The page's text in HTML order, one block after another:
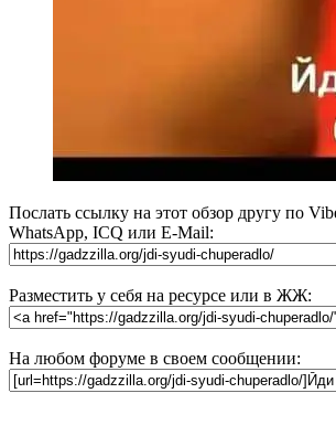
Послать ссылку на этот обзор другу по
WhatsApp, ICQ или E-Mail:
Разместить у себя на ресурсе или в ЖЖ:
На любом форуме в своем сообщении: